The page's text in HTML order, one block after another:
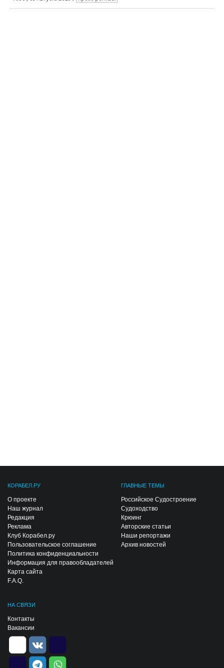
КОРАБЕЛ.РУ
О проекте
Наш журнал
Редакция
Реклама
Клуб Корабел.ру
Пользовательское соглашение
Политика конфиденциальности
Информация для правообладателей
Карта сайта
F.A.Q.
ГЛАВНЫЕ ТЕМЫ
Российское Судостроение
Судоходство
Крюинг
Авторские статьи
Наши репортажи
Архив новостей
НА СВЯЗИ
Контакты
Вакансии